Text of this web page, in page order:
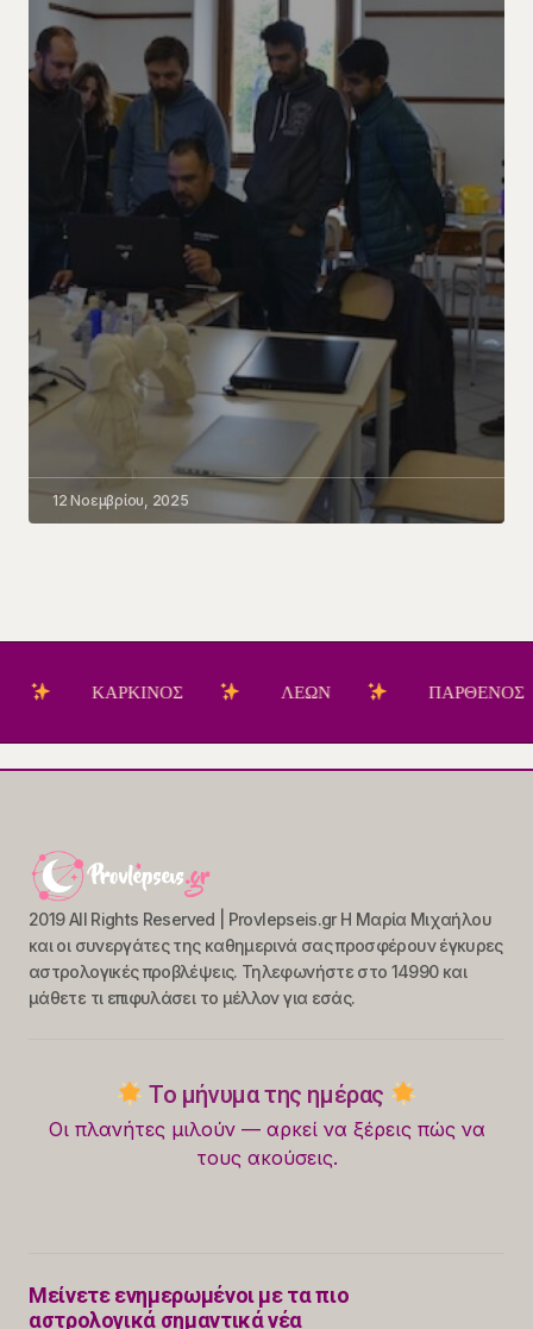
12 Νοεμβρίου, 2025
ΚΑΡΚΙΝΟΣ ΛΕΩΝ ΠΑΡΘΕΝΟΣ
2019 All Rights Reserved | Provlepseis.gr Η Μαρία Μιχαήλου
και οι συνεργάτες της καθημερινά σας προσφέρουν έγκυρες
αστρολογικές προβλέψεις. Τηλεφωνήστε στο 14990 και
μάθετε τι επιφυλάσει το μέλλον για εσάς.
Το μήνυμα της ημέρας
Οι πλανήτες μιλούν — αρκεί να ξέρεις πώς να
τους ακούσεις.
Μείνετε ενημερωμένοι με τα πιο
αστρολογικά σημαντικά νέα